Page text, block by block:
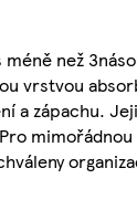
než
vrstvou
a zápachu.